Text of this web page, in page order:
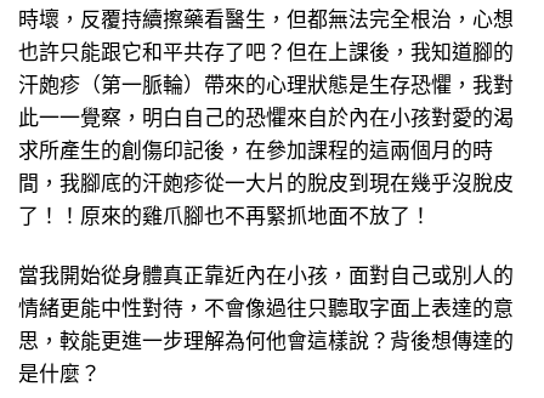
時壞，反覆持續擦藥看醫生，但都無法完全根治，心想
也許只能跟它和平共存了吧？但在上課後，我知道腳的
汗皰疹（第一脈輪）帶來的心理狀態是生存恐懼，我對
此一一覺察，明白自己的恐懼來自於內在小孩對愛的渴
求所產生的創傷印記後，在參加課程的這兩個月的時
間，我腳底的汗皰疹從一大片的脫皮到現在幾乎沒脫皮
了！！原來的雞爪腳也不再緊抓地面不放了！
當我開始從身體真正靠近內在小孩，面對自己或別人的
情緒更能中性對待，不會像過往只聽取字面上表達的意
思，較能更進一步理解為何他會這樣說？背後想傳達的
是什麼？